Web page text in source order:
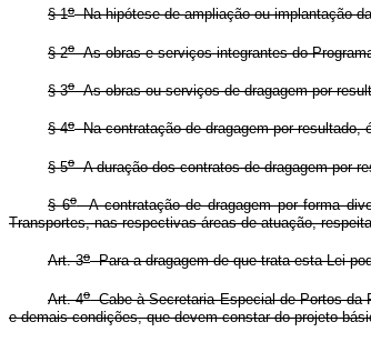
§ 1oNa hipótese de ampliação ou implantação
§ 2oAs obras e serviços integrantes do
§ 3oAs obras ou serviços de dragagem por
§ 4oNa contratação de dragagem por resultado,
§ 5oA duração dos contratos de dragagem por
§ 6oA contratação de dragagem por forma
Transportes, nas respectivas áreas de atuação,
Art. 3oPara a dragagem de que trata esta Lei
Art. 4oCabe à Secretaria Especial de Portos da
e demais condições, que devem constar do projeto